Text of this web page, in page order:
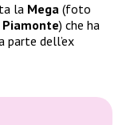
la Mega (foto
Piamonte) che ha
parte dell’ex